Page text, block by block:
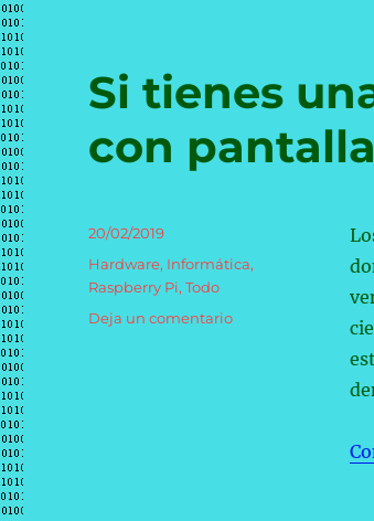
Si tienes
con
Publicado
20/02/2019
Categorías
Hardware, Informática,
Raspberry Pi,Todo
Deja un comentarioen